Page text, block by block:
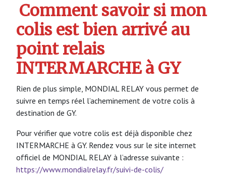
Comment savoir si mon
colis est bien arrivé au
point relais
INTERMARCHE à GY
Rien de plus simple, MONDIAL RELAY vous permet de
suivre en temps réel l’acheminement de votre colis à
destination de GY.
Pour vérifier que votre colis est déjà disponible chez
INTERMARCHE à GY. Rendez vous sur le site internet
officiel de MONDIAL RELAY à l’adresse suivante :
https://www.mondialrelay.fr/suivi-de-colis/